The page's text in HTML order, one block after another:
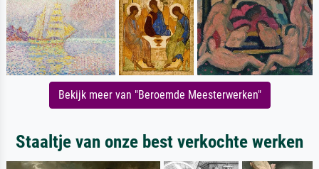
Bekijk meer van "Beroemde Meesterwerken"
Staaltje van onze best verkochte werken